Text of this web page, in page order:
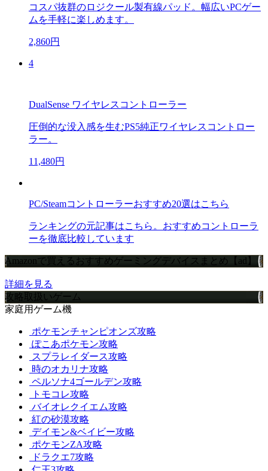
コスパ抜群のロジクール製有線パッド。幅広いPCゲー
ムを手軽に楽しめます。
2,860円
4
DualSense ワイヤレスコントローラー
圧倒的な没入感を生むPS5純正ワイヤレスコントロー
ラー。
11,480円
PC/Steamコントローラーおすすめ20選はこちら
ランキングの元記事はこちら。おすすめコントローラ
ーを徹底比較しています
Amazonで買えるおすすめゲーミングデバイスまとめ【ad】
詳細を見る
攻略取扱いゲーム
家庭用ゲーム機
ポケモンチャンピオンズ攻略
ぽこあポケモン攻略
スプラレイダース攻略
時のオカリナ攻略
ペルソナ4ゴールデン攻略
トモコレ攻略
バイオレクイエム攻略
紅の砂漠攻略
デイモン&ベイビー攻略
ポケモンZA攻略
ドラクエ7攻略